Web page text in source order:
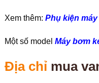
Xem thêm: Phụ kiện
Một số model Máy bơm
Địa chỉ mua